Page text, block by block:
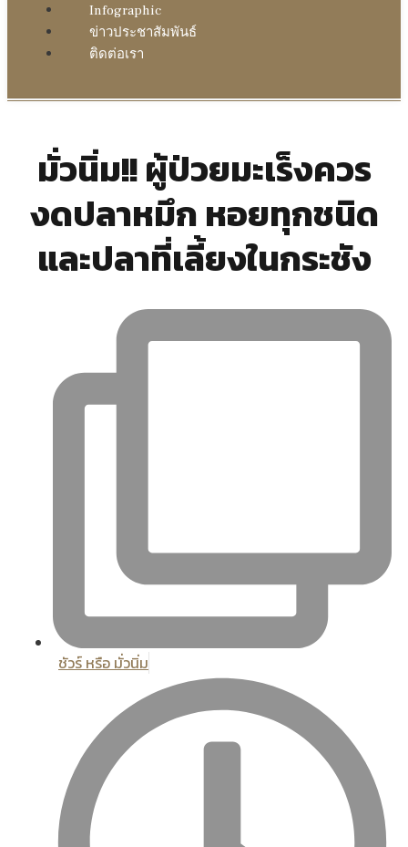
Infographic
ข่าวประชาสัมพันธ์
ติดต่อเรา
มั่วนิ่ม!! ผู้ป่วยมะเร็งควร
งดปลาหมึก หอยทุกชนิด
และปลาที่เลี้ยงในกระชัง
ชัวร์ หรือ มั่วนิ่ม